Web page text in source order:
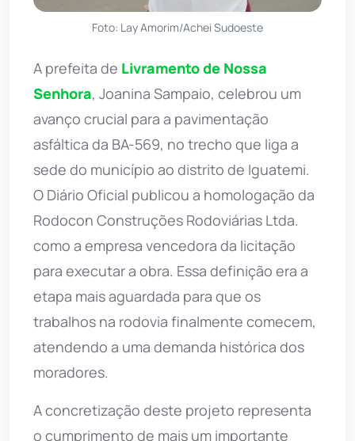
Foto: Lay Amorim/Achei Sudoeste
A prefeita de Livramento de Nossa
Senhora, Joanina Sampaio, celebrou um
avanço crucial para a pavimentação
asfáltica da BA-569, no trecho que liga a
sede do município ao distrito de Iguatemi.
O Diário Oficial publicou a homologação da
Rodocon Construções Rodoviárias Ltda.
como a empresa vencedora da licitação
para executar a obra. Essa definição era a
etapa mais aguardada para que os
trabalhos na rodovia finalmente comecem,
atendendo a uma demanda histórica dos
moradores.
A concretização deste projeto representa
o cumprimento de mais um importante